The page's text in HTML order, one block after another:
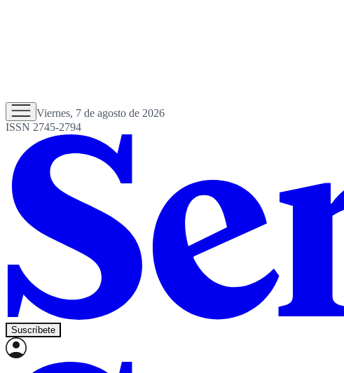
Viernes, 7 de agosto de 2026
ISSN 2745-2794
Suscríbete